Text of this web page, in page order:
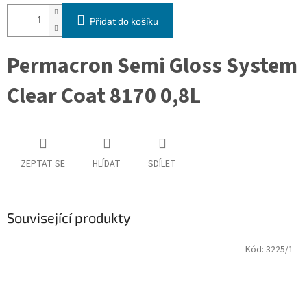
Přidat do košíku
Permacron Semi Gloss System
Clear Coat 8170 0,8L
ZEPTAT SE HLÍDAT SDÍLET
Související produkty
Kód: 3225/1